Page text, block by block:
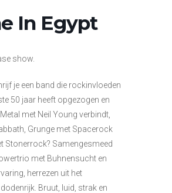
In Egypt
show.
je een band die rockinvloeden
50 jaar heeft opgezogen en
met Neil Young verbindt,
Grunge met Spacerock
Stonerrock? Samengesmeed
met Buhnensucht en
herrezen uit het
Bruut, luid, strak en